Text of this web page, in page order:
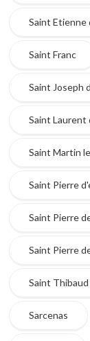
Saint Etienne
Saint Franc
Saint Joseph
Saint Laurent
Saint Martin
Saint Pierre
Saint Pierre
Saint Pierre
Saint
Sarcenas